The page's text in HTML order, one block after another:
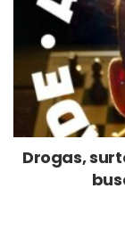
Drogas,